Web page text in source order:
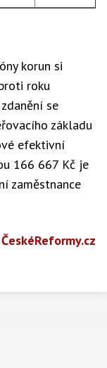
korun si
roku
se
základu
efektivní
166 667 Kč je
zaměstnance
ČeskéReformy.cz